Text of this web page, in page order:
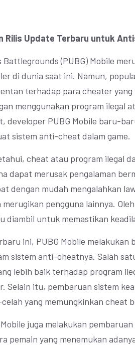
Rilis Update Terbaru untuk
Battlegrounds (PUBG) Mobile
di dunia saat ini. Namun,
terhadap para cheater
menggunakan program ilegal
developer PUBG Mobile baru-
sistem anti-cheat dalam game.
cheat atau program ilegal
dapat merusak pengalaman
dengan mudah mengalahkan
pengguna lainnya.
diambil untuk memastikan
ini, PUBG Mobile melakukan
sistem anti-cheatnya. Salah
lebih baik terhadap program
Selain itu, pembaruan sistem
yang memungkinkan cheat
juga melakukan
pemain yang menemukan